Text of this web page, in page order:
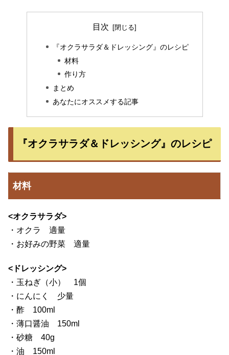
目次
『オクラサラダ＆ドレッシング』のレシピ
材料
作り方
まとめ
あなたにオススメする記事
『オクラサラダ＆ドレッシング』のレシピ
材料
<オクラサラダ>
・オクラ 適量
・お好みの野菜 適量
<ドレッシング>
・玉ねぎ（小） 1個
・にんにく 少量
・酢 100ml
・薄口醤油 150ml
・砂糖 40g
・油 150ml